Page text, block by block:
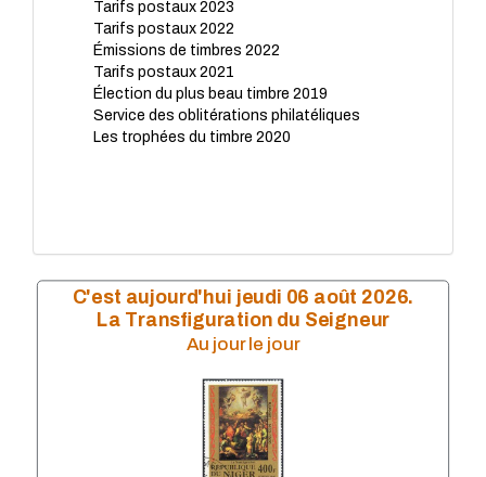
Tarifs postaux 2023
Tarifs postaux 2022
Émissions de timbres 2022
Tarifs postaux 2021
Élection du plus beau timbre 2019
Service des oblitérations philatéliques
Les trophées du timbre 2020
C'est aujourd'hui jeudi 06 août 2026.
La Transfiguration du Seigneur
Au jour le jour